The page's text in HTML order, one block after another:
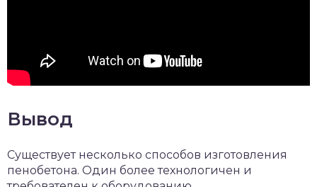
Вывод
Существует несколько способов изготовления
пенобетона. Один более технологичен и